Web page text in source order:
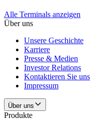
Alle Terminals anzeigen
Über uns
Unsere Geschichte
Karriere
Presse & Medien
Investor Relations
Kontaktieren Sie uns
Impressum
Über uns
Produkte